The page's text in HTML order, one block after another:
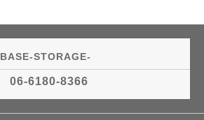
BASE-STORAGE-
06-6180-8366